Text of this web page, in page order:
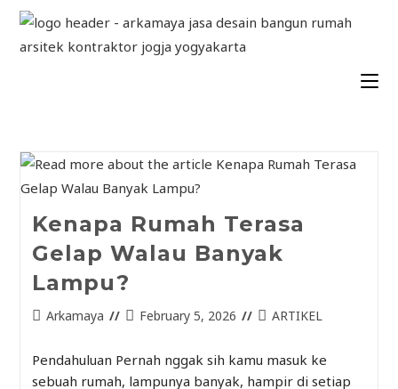
Kenapa Rumah Terasa
Gelap Walau Banyak
Lampu?
Arkamaya February 5, 2026 ARTIKEL
Pendahuluan Pernah nggak sih kamu masuk ke
sebuah rumah, lampunya banyak, hampir di setiap